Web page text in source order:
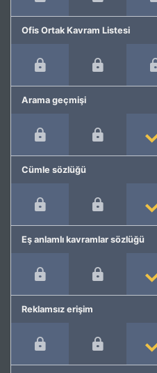
Ofis Ortak Kavram Listesi
Arama geçmişi
Cümle sözlüğü
Eş anlamlı kavramlar sözlüğü
Reklamsız erişim